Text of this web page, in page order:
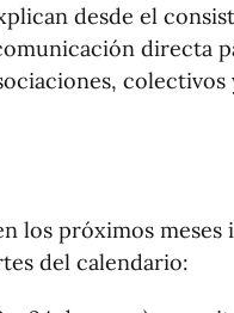
desde el
directa
los próximos meses
del calendario: